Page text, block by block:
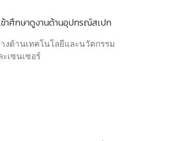
ข้าศึกษาดูงานด้านอุปกรณ์สเปก
งด้านเทคโนโลยีและนวัตกรรม
เซนเซอร์